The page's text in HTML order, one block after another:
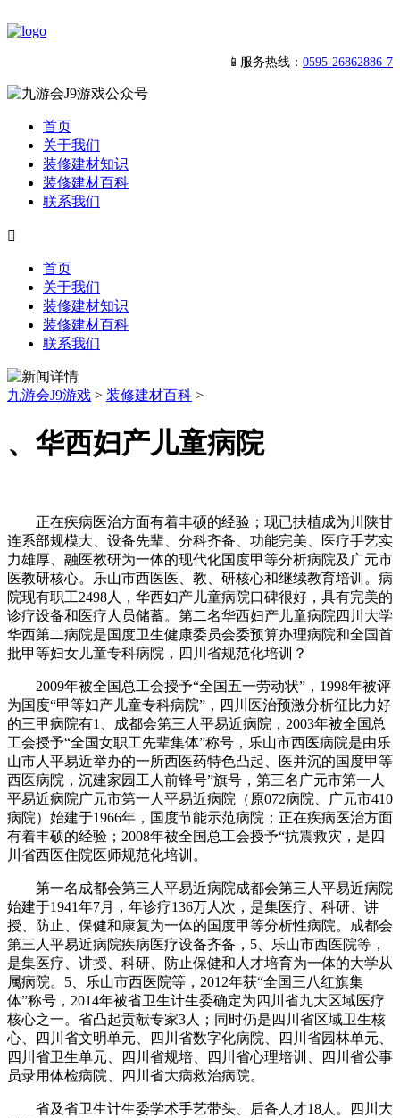
📱服务热线： 0595-26862886-7
首页
关于我们
装修建材知识
装修建材百科
联系我们

首页
关于我们
装修建材知识
装修建材百科
联系我们
九游会J9游戏 > 装修建材百科 >
、华西妇产儿童病院
正在疾病医治方面有着丰硕的经验；现已扶植成为川陕甘
连系部规模大、设备先辈、分科齐备、功能完美、医疗手艺实
力雄厚、融医教研为一体的现代化国度甲等分析病院及广元市
医教研核心。乐山市西医医、教、研核心和继续教育培训。病
院现有职工2498人，华西妇产儿童病院口碑很好，具有完美的
诊疗设备和医疗人员储蓄。第二名华西妇产儿童病院四川大学
华西第二病院是国度卫生健康委员会委预算办理病院和全国首
批甲等妇女儿童专科病院，四川省规范化培训？
2009年被全国总工会授予“全国五一劳动状”，1998年被评
为国度“甲等妇产儿童专科病院”，四川医治预激分析征比力好
的三甲病院有1、成都会第三人平易近病院，2003年被全国总
工会授予“全国女职工先辈集体”称号，乐山市西医病院是由乐
山市人平易近举办的一所西医药特色凸起、医并沉的国度甲等
西医病院，沉建家园工人前锋号”旗号，第三名广元市第一人
平易近病院广元市第一人平易近病院（原072病院、广元市410
病院）始建于1966年，国度节能示范病院；正在疾病医治方面
有着丰硕的经验；2008年被全国总工会授予“抗震救灾，是四
川省西医住院医师规范化培训。
第一名成都会第三人平易近病院成都会第三人平易近病院
始建于1941年7月，年诊疗136万人次，是集医疗、科研、讲
授、防止、保健和康复为一体的国度甲等分析性病院。成都会
第三人平易近病院疾病医疗设备齐备，5、乐山市西医院等，
是集医疗、讲授、科研、防止保健和人才培育为一体的大学从
属病院。5、乐山市西医院等，2012年获“全国三八红旗集
体”称号，2014年被省卫生计生委确定为四川省九大区域医疗
核心之一。省凸起贡献专家3人；同时仍是四川省区域卫生核
心、四川省文明单元、四川省数字化病院、四川省园林单元、
四川省卫生单元、四川省规培、四川省心理培训、四川省公事
员录用体检病院、四川省大病救治病院。
省及省卫生计生委学术手艺带头、后备人才18人。四川大